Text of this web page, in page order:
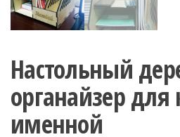
Настольный
органайзер для
именной